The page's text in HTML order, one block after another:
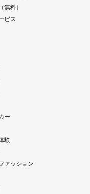
無料）
ビス
ー
験
ァッション